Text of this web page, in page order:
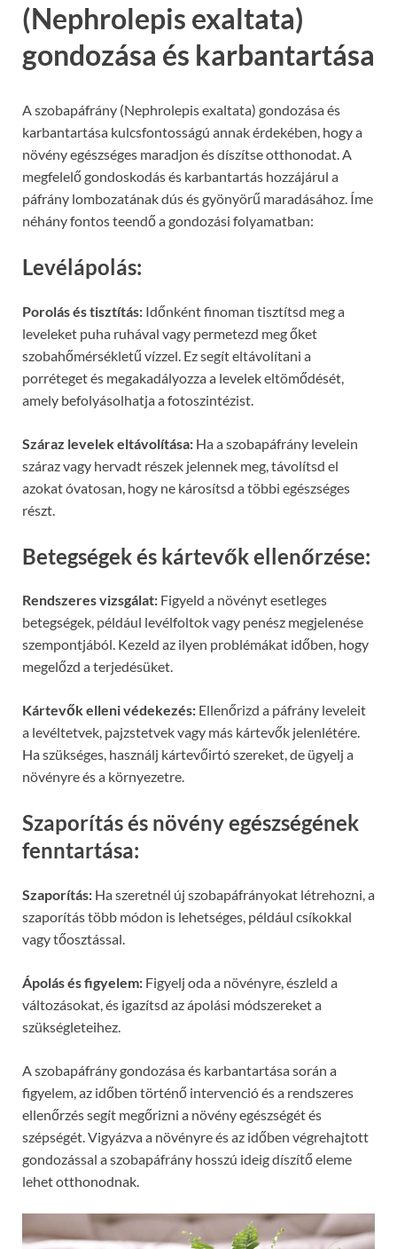
(Nephrolepis exaltata)
gondozása és karbantartása
A szobapáfrány (Nephrolepis exaltata) gondozása és
karbantartása kulcsfontosságú annak érdekében, hogy a
növény egészséges maradjon és díszítse otthonodat. A
megfelelő gondoskodás és karbantartás hozzájárul a
páfrány lombozatának dús és gyönyörű maradásához. Íme
néhány fontos teendő a gondozási folyamatban:
Levélápolás:
Porolás és tisztítás: Időnként finoman tisztítsd meg a
leveleket puha ruhával vagy permetezd meg őket
szobahőmérsékletű vízzel. Ez segít eltávolítani a
porréteget és megakadályozza a levelek eltömődését,
amely befolyásolhatja a fotoszintézist.
Száraz levelek eltávolítása: Ha a szobapáfrány levelein
száraz vagy hervadt részek jelennek meg, távolítsd el
azokat óvatosan, hogy ne károsítsd a többi egészséges
részt.
Betegségek és kártevők ellenőrzése:
Rendszeres vizsgálat: Figyeld a növényt esetleges
betegségek, például levélfoltok vagy penész megjelenése
szempontjából. Kezeld az ilyen problémákat időben, hogy
megelőzd a terjedésüket.
Kártevők elleni védekezés: Ellenőrizd a páfrány leveleit
a levéltetvek, pajzstetvek vagy más kártevők jelenlétére.
Ha szükséges, használj kártevőirtó szereket, de ügyelj a
növényre és a környezetre.
Szaporítás és növény egészségének
fenntartása:
Szaporítás: Ha szeretnél új szobapáfrányokat létrehozni, a
szaporítás több módon is lehetséges, például csíkokkal
vagy tőosztással.
Ápolás és figyelem: Figyelj oda a növényre, észleld a
változásokat, és igazítsd az ápolási módszereket a
szükségleteihez.
A szobapáfrány gondozása és karbantartása során a
figyelem, az időben történő intervenció és a rendszeres
ellenőrzés segít megőrizni a növény egészségét és
szépségét. Vigyázva a növényre és az időben végrehajtott
gondozással a szobapáfrány hosszú ideig díszítő eleme
lehet otthonodnak.